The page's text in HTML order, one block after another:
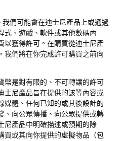
我們可能會在迪士尼產品上或通過
式、遊戲、軟件或其他數碼內
以獲得許可。在購買從迪士尼產
我們將在你完成許可購買之前向
幣是對有限的、不可轉讓的許可
士尼產品旨在提供的該等內容或
媒體、任何已知的或其後設計的
、向公眾傳播、向公眾提供或轉
尼產品中明確描述或預期的除
買或其向你提供的虛擬物品（包